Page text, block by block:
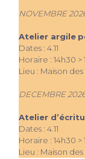
NOVEMBRE
Atelier argile
Dates : 4.11
Horaire : 14h30 >
Lieu : Maison
DECEMBRE
Atelier
Dates : 4.11
Horaire : 14h30 >
Lieu : Maison